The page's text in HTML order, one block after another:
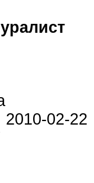
2010-02-22